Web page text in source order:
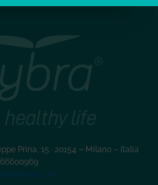
Prina, 15 · 20154 – Milano – Italia